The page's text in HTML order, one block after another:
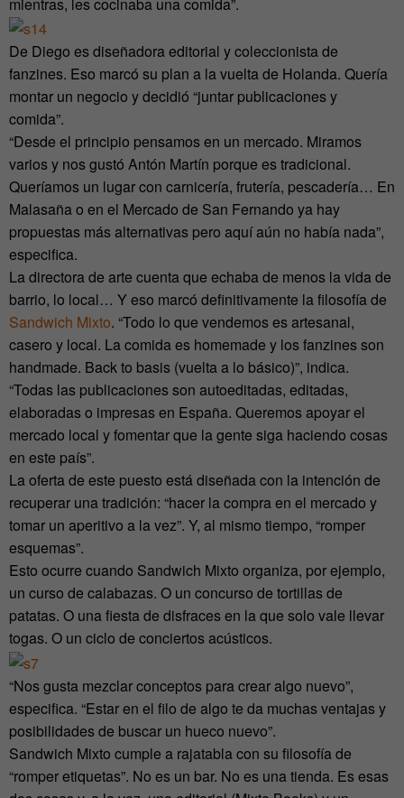
De Diego es diseñadora editorial y coleccionista de
fanzines. Eso marcó su plan a la vuelta de Holanda. Quería
montar un negocio y decidió “juntar publicaciones y
comida”.
“Desde el principio pensamos en un mercado. Miramos
varios y nos gustó Antón Martín porque es tradicional.
Queríamos un lugar con carnicería, frutería, pescadería… En
Malasaña o en el Mercado de San Fernando ya hay
propuestas más alternativas pero aquí aún no había nada”,
especifica.
La directora de arte cuenta que echaba de menos la vida de
barrio, lo local… Y eso marcó definitivamente la filosofía de
Sandwich Mixto. “Todo lo que vendemos es artesanal,
casero y local. La comida es homemade y los fanzines son
handmade. Back to basis (vuelta a lo básico)”, indica.
“Todas las publicaciones son autoeditadas, editadas,
elaboradas o impresas en España. Queremos apoyar el
mercado local y fomentar que la gente siga haciendo cosas
en este país”.
La oferta de este puesto está diseñada con la intención de
recuperar una tradición: “hacer la compra en el mercado y
tomar un aperitivo a la vez”. Y, al mismo tiempo, “romper
esquemas”.
Esto ocurre cuando Sandwich Mixto organiza, por ejemplo,
un curso de calabazas. O un concurso de tortillas de
patatas. O una fiesta de disfraces en la que solo vale llevar
togas. O un ciclo de conciertos acústicos.
“Nos gusta mezclar conceptos para crear algo nuevo”,
especifica. “Estar en el filo de algo te da muchas ventajas y
posibilidades de buscar un hueco nuevo”.
Sandwich Mixto cumple a rajatabla con su filosofía de
“romper etiquetas”. No es un bar. No es una tienda. Es esas